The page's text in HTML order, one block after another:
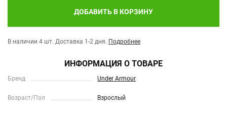
ДОБАВИТЬ В КОРЗИНУ
В наличии 4 шт. Доставка 1-2 дня. Подробнее
ИНФОРМАЦИЯ О ТОВАРЕ
Бренд Under Armour
Возраст/Пол Взрослый